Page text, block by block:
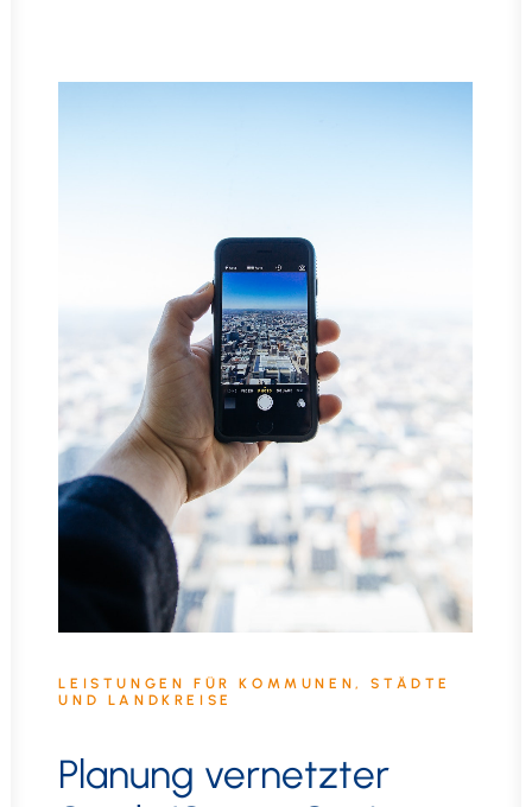
LEISTUNGEN FÜR KOMMUNEN, STÄDTE
UND LANDKREISE
Planung vernetzter